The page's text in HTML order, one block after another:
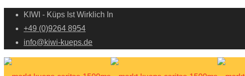
KIWI - Küps Ist Wirklich In
+49 (0)9264 8954
info@kiwi-kueps.de